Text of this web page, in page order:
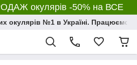
окулярів -50% на ВСЕ
окулярів №1 в Україні. Працюємо з